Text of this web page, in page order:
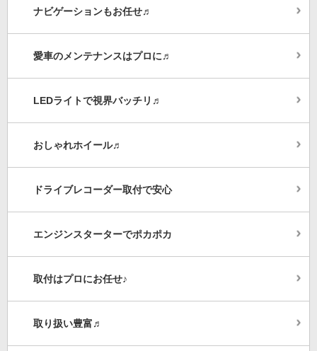
ナビゲーションもお任せ♬
愛車のメンテナンスはプロに♬
LEDライトで視界バッチリ♬
おしゃれホイール♬
ドライブレコーダー取付で安心
エンジンスターターでポカポカ
取付はプロにお任せ♪
取り扱い豊富♬